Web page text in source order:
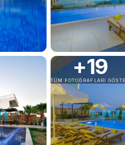
+19
TÜM FOTOĞRAFLARI